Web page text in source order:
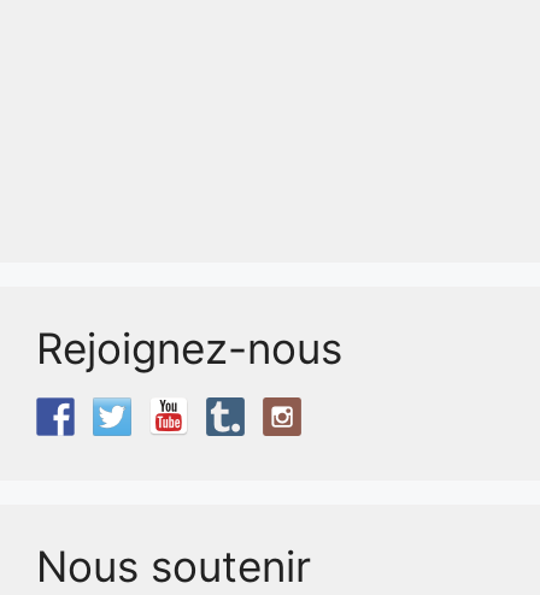
Rejoignez-nous
Nous soutenir